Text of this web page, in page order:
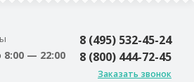
— 22:00
8 (495) 532-45-24
8 (800) 444-72-45
Заказать звонок